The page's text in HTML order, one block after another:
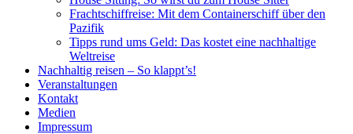
Frachtschiffreise: Mit dem Containerschiff über den
Pazifik
Tipps rund ums Geld: Das kostet eine nachhaltige
Weltreise
Nachhaltig reisen – So klappt’s!
Veranstaltungen
Kontakt
Medien
Impressum